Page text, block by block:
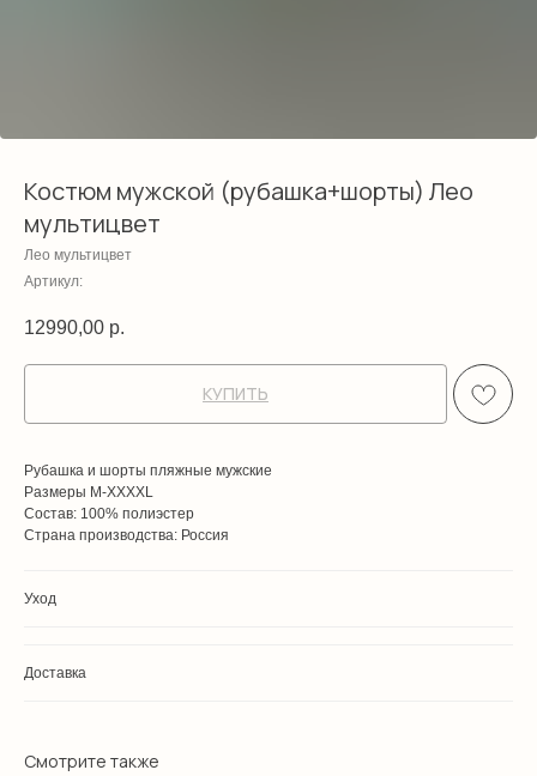
Костюм мужской (рубашка+шорты) Лео
мультицвет
Лео мультицвет
Артикул:
12990,00 р.
КУПИТЬ
Рубашка и шорты пляжные мужские
Размеры M-XXXXL
Состав: 100% полиэстер
Страна производства: Россия
Уход
Доставка
Смотрите также